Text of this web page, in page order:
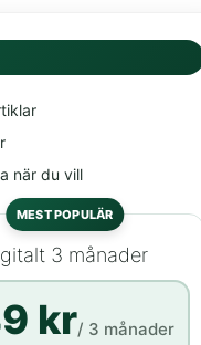
när du vill
MEST POPULÄR
3 månader
kr/ 3 månader